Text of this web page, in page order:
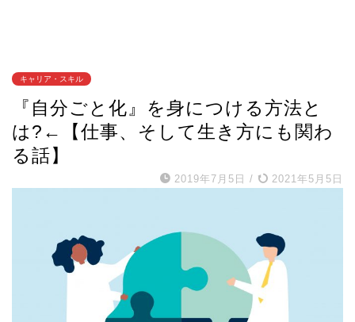
キャリア・スキル
『自分ごと化』を身につける方法と
は?←【仕事、そして生き方にも関わ
る話】
2019年7月5日 / 2021年5月5日